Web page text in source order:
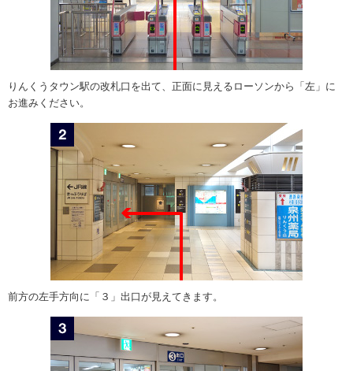
りんくうタウン駅の改札口を出て、正面に見えるローソンから「左」に
お進みください。
前方の左手方向に「３」出口が見えてきます。